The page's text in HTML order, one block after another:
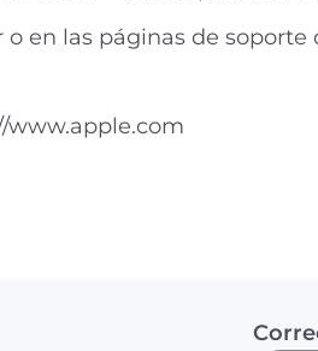
en las páginas de soporte
www.apple.com